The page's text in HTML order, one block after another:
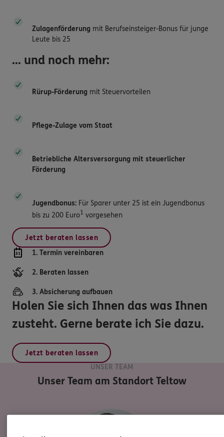
Zulagenförderung mit Berufseinsteiger-Bonus für junge
Leute bis 25
... und noch mehr:
Rürup-Förderung mit Steuervorteilen
Pflege-Zulage vom Staat
Betriebliche Altersversorgung mit steuerlicher
Förderung
Jugendbonus: Für Sparer unter 25 ist ein Jugendbonus
bis zu 200 Euro1 vorgesehen
Jetzt beraten lassen
1. Termin vereinbaren
2. Beraten lassen
3. Absicherung aufbauen
Holen Sie sich Ihnen das was Ihnen
zusteht. Gerne berate ich Sie dazu.
Jetzt beraten lassen
UNSER TEAM
Unser Team am Standort Teltow